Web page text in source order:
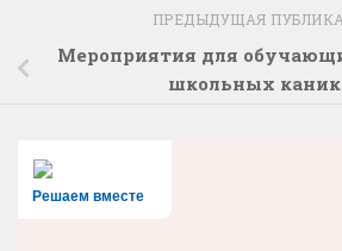
ПРЕДЫДУЩАЯ
Мероприятия для
школьных
Решаем вместе